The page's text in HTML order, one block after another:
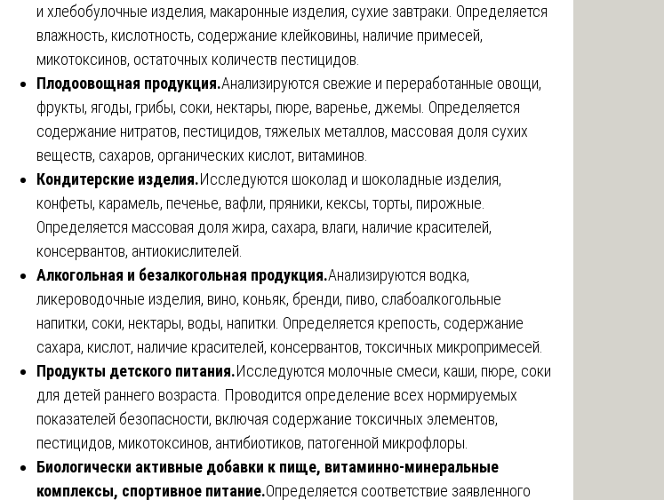
и хлебобулочные изделия, макаронные изделия, сухие завтраки. Определяется
влажность, кислотность, содержание клейковины, наличие примесей,
микотоксинов, остаточных количеств пестицидов.
Плодоовощная продукция.Анализируются свежие и переработанные овощи,
фрукты, ягоды, грибы, соки, нектары, пюре, варенье, джемы. Определяется
содержание нитратов, пестицидов, тяжелых металлов, массовая доля сухих
веществ, сахаров, органических кислот, витаминов.
Кондитерские изделия.Исследуются шоколад и шоколадные изделия,
конфеты, карамель, печенье, вафли, пряники, кексы, торты, пирожные.
Определяется массовая доля жира, сахара, влаги, наличие красителей,
консервантов, антиокислителей.
Алкогольная и безалкогольная продукция.Анализируются водка,
ликероводочные изделия, вино, коньяк, бренди, пиво, слабоалкогольные
напитки, соки, нектары, воды, напитки. Определяется крепость, содержание
сахара, кислот, наличие красителей, консервантов, токсичных микропримесей.
Продукты детского питания.Исследуются молочные смеси, каши, пюре, соки
для детей раннего возраста. Проводится определение всех нормируемых
показателей безопасности, включая содержание токсичных элементов,
пестицидов, микотоксинов, антибиотиков, патогенной микрофлоры.
Биологически активные добавки к пище, витаминно-минеральные
комплексы, спортивное питание.Определяется соответствие заявленного